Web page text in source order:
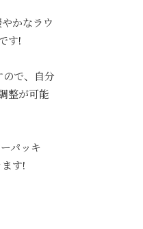
かなラウ
す!
で、自分
整が可能
パッキ
す!